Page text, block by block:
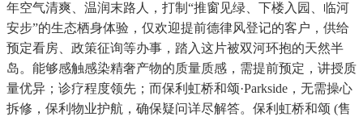
年空气清爽、温润末路人，打制“推窗见绿、下楼入园、临河
安步”的生态栖身体验，仅欢迎提前德律风登记的客户，供给
预定看房、政策征询等办事，踏入这片被双河环抱的天然半
岛。能够感触感染精奢产物的质量质感，需提前预定，讲授质
量优异；诊疗程度领先；而保利虹桥和颂·Parkside，无需操心
拆修，保利物业护航，确保疑问详尽解答。保利虹桥和颂 (售